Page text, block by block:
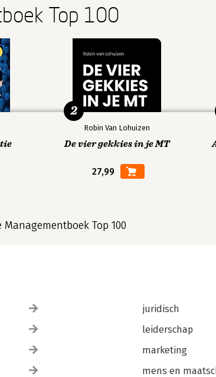
Top 100
Robin Van Lohuizen
De vier gekkies in je MT
27,99
2
Top 100
juridisch
leiderschap
marketing
mens en